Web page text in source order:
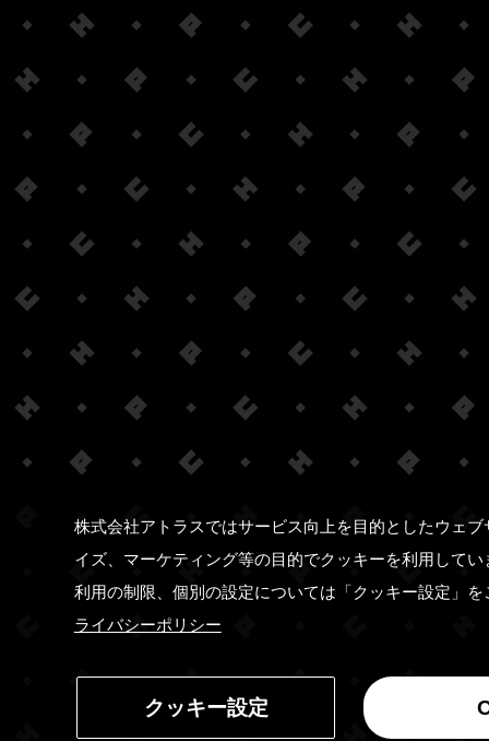
株式会社アトラスではサービス向上を目的としたウェ
イズ、マーケティング等の目的でクッキーを利用して
利用の制限、個別の設定については「クッキー設定」
ライバシーポリシー
クッキー設定